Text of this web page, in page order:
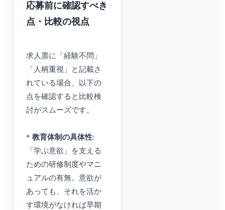
応募前に確認すべき
点・比較の視点
求人票に「経験不問」
「人柄重視」と記載さ
れている場合、以下の
点を確認すると比較検
討がスムーズです。
* 教育体制の具体性:
「学ぶ意欲」を支える
ための研修制度やマニ
ュアルの有無。意欲が
あっても、それを活か
す環境がなければ早期